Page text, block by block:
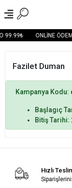
99.99₺ ONLİNE
Fazilet Duman
Kampanya Kodu:
Başlagıç
Bitiş Tarihi:
Hızlı